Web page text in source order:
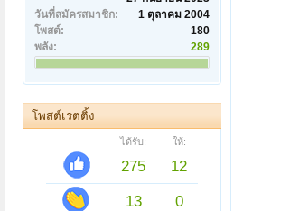
วันที่สมัครสมาชิก:
1 ตุลาคม 2004
โพสต์:
180
พลัง:
289
โพสต์เรตติ้ง
ได้รับ: ให้:
275
12
13
0